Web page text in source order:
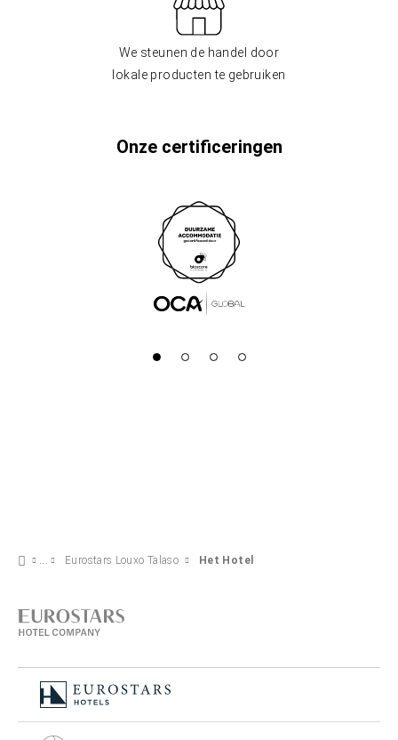
We steunen de handel door
lokale producten te gebruiken
Onze certificeringen
Eurostars Louxo Talaso Het Hotel